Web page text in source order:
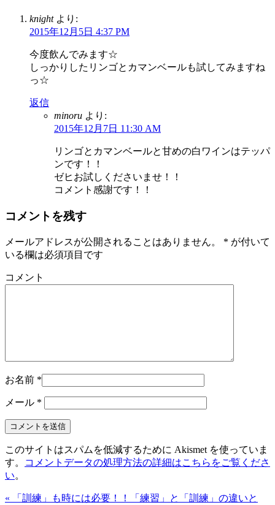
knight より:
2015年12月5日 4:37 PM
今度飲んでみます☆
しっかりしたリンゴとカマンベールも試してみますね
っ☆
返信
minoru より:
2015年12月7日 11:30 AM
リンゴとカマンベールと甘めの白ワインはテッパ
ンです！！
ゼヒお試しくださいませ！！
コメント感謝です！！
コメントを残す
メールアドレスが公開されることはありません。 * が付いて
いる欄は必須項目です
コメント
お名前 *
メール *
このサイトはスパムを低減するために Akismet を使っていま
す。
コメントデータの処理方法の詳細はこちらをご覧くださ
い。
« 「訓練」も時には必要！！「練習」と「訓練」の違いと